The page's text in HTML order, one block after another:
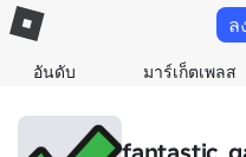
อันดับ มาร์เก็ตเพลส
ล